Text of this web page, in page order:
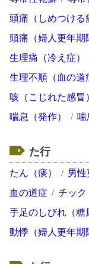
頭痛（しめつける
頭痛（婦人更年期
生理痛（冷え症）
生理不順（血の道
咳（こじれた感冒
喘息（発作）
喘
た行
たん（痰） 男性
血の道症
チック
手足のしびれ（糖
動悸（婦人更年期